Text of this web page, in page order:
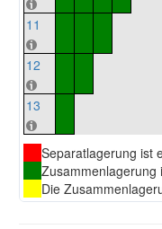
11
12
13
Separatlagerung ist
Zusammenlagerung
Die